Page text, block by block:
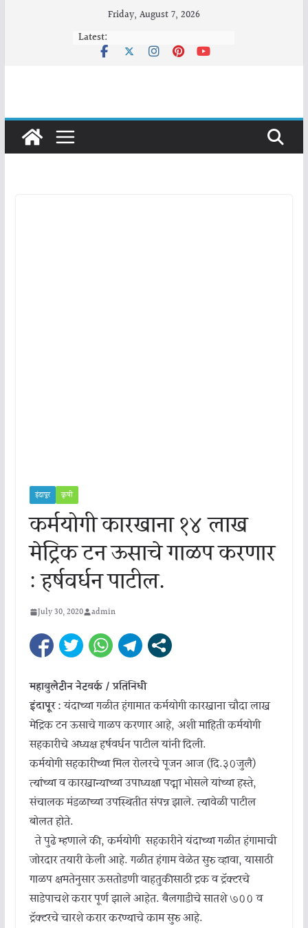
Friday, August 7, 2026
Latest:
इंदापूर कृषी
कर्मयोगी कारखाना १४ लाख
मेट्रिक टन ऊसाचे गाळप करणार
: हर्षवर्धन पाटील.
July 30, 2020 admin
महाबुलेटीन नेटवर्क / प्रतिनिधी
इंदापूर :यंदाच्या गळीत हंगामात कर्मयोगी कारखाना चौदा लाख
मेट्रिक टन ऊसाचे गाळप करणार आहे, अशी माहिती कर्मयोगी
सहकारीचे अध्यक्ष हर्षवर्धन पाटील यांनी दिली.
कर्मयोगी सहकारीच्या मिल रोलरचे पूजन आज (दि.३०जुलै)
त्यांच्या व कारखान्याच्या उपाध्यक्षा पद्मा भोसले यांच्या हस्ते,
संचालक मंडळाच्या उपस्थितीत संपन्न झाले. त्यावेळी पाटील
बोलत होते.
ते पुढे म्हणाले की, कर्मयोगी सहकारीने यंदाच्या गळीत हंगामाची
जोरदार तयारी केली आहे. गळीत हंगाम वेळेत सुरु व्हावा, यासाठी
गाळप क्षमतेनुसार ऊसतोडणी वाहतुकीसाठी ट्रक व ट्रॅक्टरचे
साडेपाचशे करार पूर्ण झाले आहेत. बैलगाडीचे सातशे ७०० व
ट्रॅक्टरचे चारशे करार करण्याचे काम सुरु आहे.